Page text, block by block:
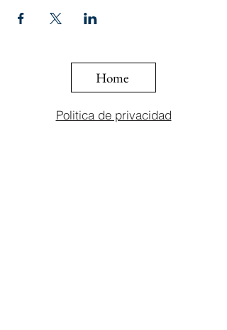
Home
Politica de privacidad